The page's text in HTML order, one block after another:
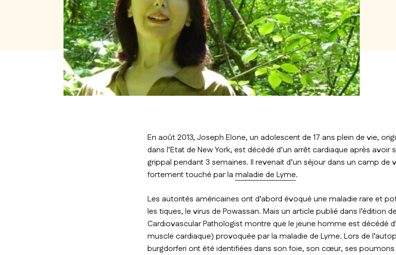
En août 2013, Joseph Elone, un adolescent de 17 ans plein de vie,
dans l’Etat de New York, est décédé d’un arrêt cardiaque après
grippal pendant 3 semaines. Il revenait d’un séjour dans un camp de
fortement touché par la maladie de Lyme.
Les autorités américaines ont d’abord évoqué une maladie rare et
les tiques, le virus de Powassan. Mais un article publié dans l’édition
Cardiovascular Pathologistmontre que le jeune homme est décédé
muscle cardiaque) provoquée par la maladie de Lyme. Lors de
burgdorferi ont été identifiées dans son foie, son cœur, ses